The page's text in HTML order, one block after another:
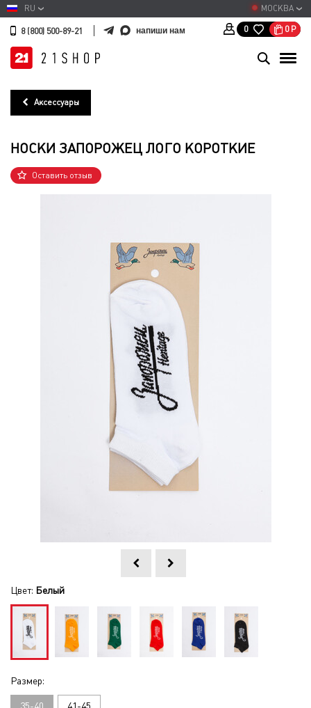
МОСКВА
RU
8 (800) 500-89-21 напиши нам 0 0 Р
Аксессуары
НОСКИ ЗАПОРОЖЕЦ ЛОГО КОРОТКИЕ
Оставить отзыв
Цвет: Белый
Размер: